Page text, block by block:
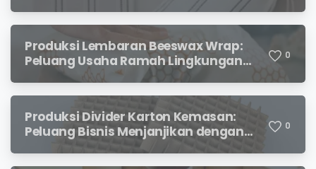
Produksi Lembaran Beeswax Wrap:
Peluang Usaha Ramah Lingkungan
yang Menjanjikan
0
Produksi Divider Karton Kemasan:
Peluang Bisnis Menjanjikan dengan
Permintaan yang Terus Meningkat
0